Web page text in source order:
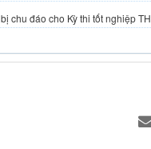
chu đáo cho Kỳ thi tốt nghiệp